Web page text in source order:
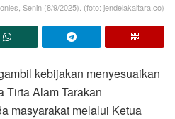
Senin (8/9/2025). (foto: jendelakaltara.co)
kebijakan menyesuaikan
Tirta Alam Tarakan
masyarakat melalui Ketua